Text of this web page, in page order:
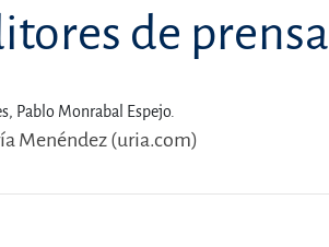
de prensa
Pablo Monrabal Espejo.
Menéndez (uria.com)